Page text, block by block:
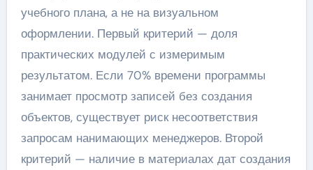
учебного плана, а не на визуальном
оформлении. Первый критерий — доля
практических модулей с измеримым
результатом. Если 70% времени программы
занимает просмотр записей без создания
объектов, существует риск несоответствия
запросам нанимающих менеджеров. Второй
критерий — наличие в материалах дат создания